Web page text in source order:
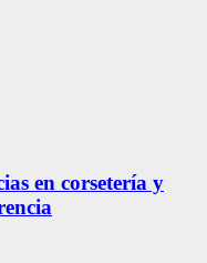
en corsetería y